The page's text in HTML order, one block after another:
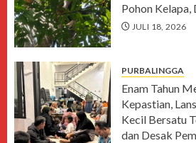
Pohon
JULI 18, 2026
PURBALINGGA
Enam Tahun
Kepastian,
Kecil Bersatu
dan Desak